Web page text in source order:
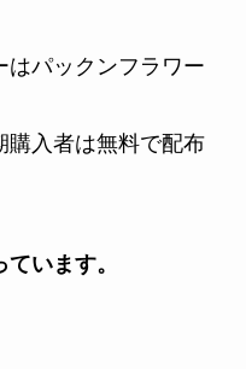
はパックンフラワー
購入者は無料で配布
います。